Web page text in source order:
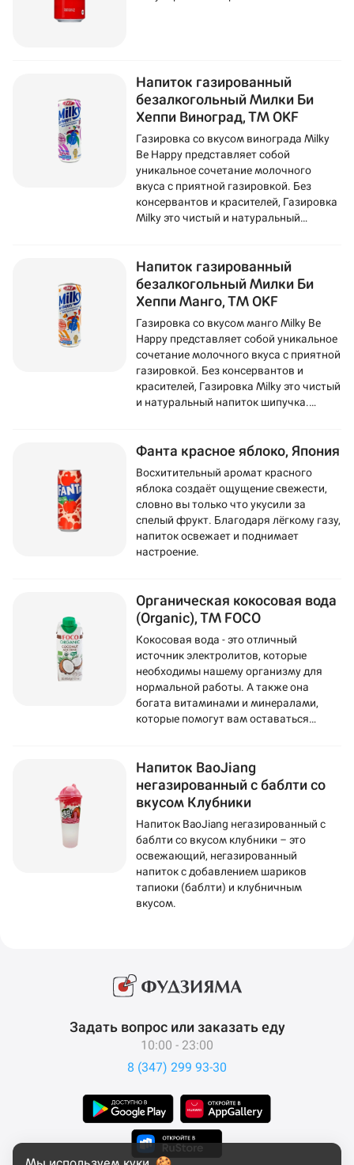
Напиток газированный
безалкогольный Милки Би
Хеппи Виноград, ТМ OKF
Газировка со вкусом винограда Milky
Be Happy представляет собой
уникальное сочетание молочного
вкуса с приятной газировкой. Без
консервантов и красителей, Газировка
Milky это чистый и натуральный
обезжиренного молока из
Нидерландов.
Напиток газированный
безалкогольный Милки Би
Хеппи Манго, ТМ OKF
Газировка со вкусом манго Milky Be
Happy представляет собой уникальное
сочетание молочного вкуса с приятной
газировкой. Без консервантов и
красителей, Газировка Milky это чистый
и натуральный напиток шипучка.
Нидерландов.
Фанта красное яблоко, Япония
Восхитительный аромат красного
яблока создаёт ощущение свежести,
словно вы только что укусили за
спелый фрукт. Благодаря лёгкому газу,
напиток освежает и поднимает
настроение.
Органическая кокосовая вода
(Organic), ТМ FOCO
Кокосовая вода - это отличный
источник электролитов, которые
необходимы нашему организму для
нормальной работы. А также она
богата витаминами и минералами,
которые помогут вам оставаться
Напиток BaoJiang
негазированный с баблти со
вкусом Клубники
Напиток BaoJiang негазированный с
баблти со вкусом клубники – это
освежающий, негазированный
напиток с добавлением шариков
тапиоки (баблти) и клубничным
вкусом.
Задать вопрос или заказать еду
10:00 - 23:00
8 (347) 299 93-30